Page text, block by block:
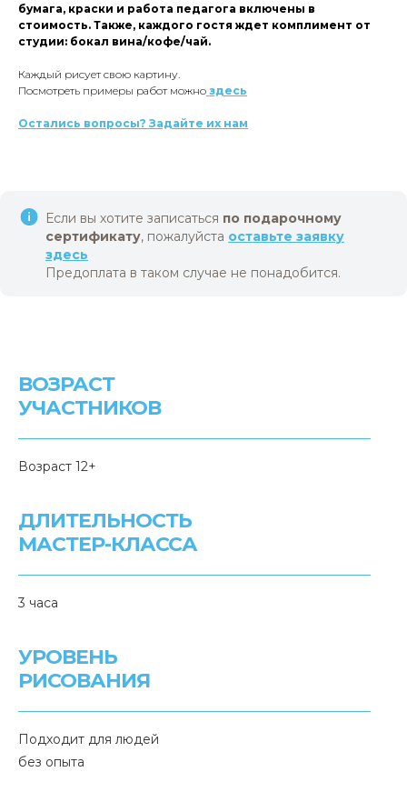
бумага, краски и работа педагога включены в
стоимость. Также, каждого гостя ждет комплимент от
студии: бокал вина/кофе/чай.
Каждый рисует свою картину.
Посмотреть примеры работ можно здесь
Остались вопросы? Задайте их нам
Если вы хотите записаться по подарочному
сертификату, пожалуйста оставьте заявку
здесь
Предоплата в таком случае не понадобится.
ВОЗРАСТ
УЧАСТНИКОВ
Возраст 12+
ДЛИТЕЛЬНОСТЬ
МАСТЕР-КЛАССА
3 часа
УРОВЕНЬ
РИСОВАНИЯ
Подходит для людей
без опыта